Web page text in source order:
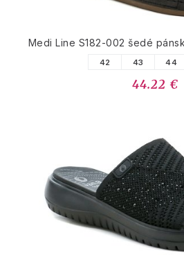
Medi Line S182-002 šedé
42 43 44
44.22 €